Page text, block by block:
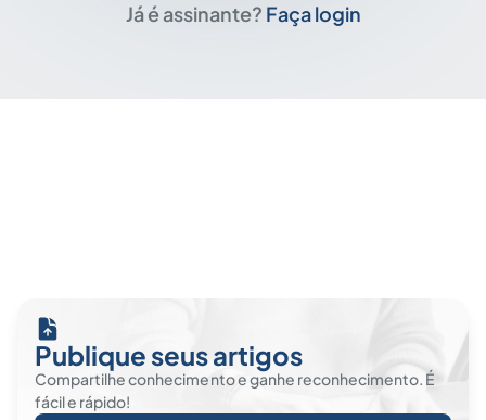
Já é assinante? Faça login
Publique seus artigos
Compartilhe conhecimento e ganhe reconhecimento. É
fácil e rápido!